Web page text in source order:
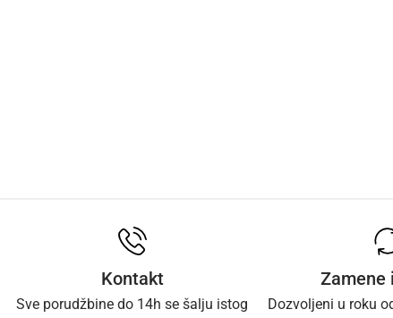
Kontakt
Sve porudžbine do 14h se šalju istog
Zamene
Dozvoljeni u roku